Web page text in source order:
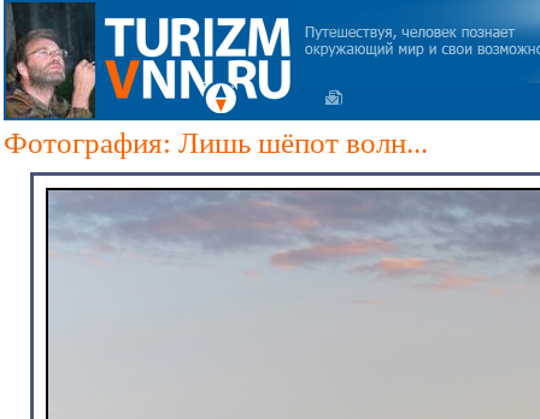
Фотография: Лишь шёпот волн...